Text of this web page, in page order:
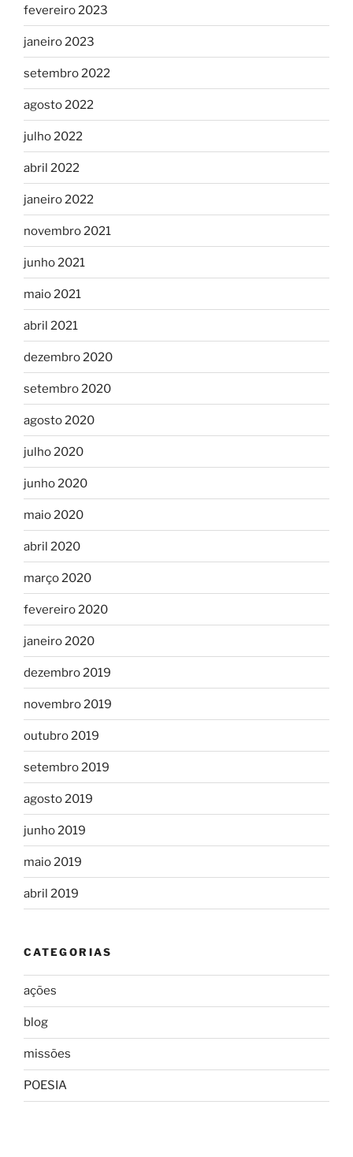
fevereiro 2023
janeiro 2023
setembro 2022
agosto 2022
julho 2022
abril 2022
janeiro 2022
novembro 2021
junho 2021
maio 2021
abril 2021
dezembro 2020
setembro 2020
agosto 2020
julho 2020
junho 2020
maio 2020
abril 2020
março 2020
fevereiro 2020
janeiro 2020
dezembro 2019
novembro 2019
outubro 2019
setembro 2019
agosto 2019
junho 2019
maio 2019
abril 2019
CATEGORIAS
ações
blog
missões
POESIA